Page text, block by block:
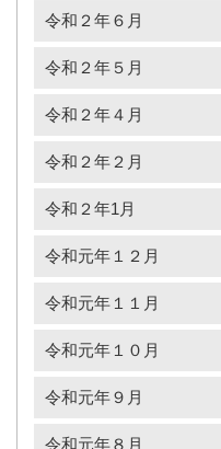
令和２年６月
令和２年５月
令和２年４月
令和２年２月
令和２年1月
令和元年１２月
令和元年１１月
令和元年１０月
令和元年９月
令和元年８月